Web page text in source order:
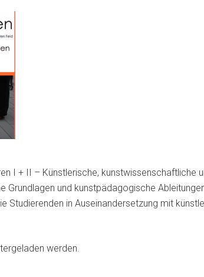
I + II – Künstlerische,
Grundlagen und kunstpädagogische
Studierenden in Auseinandersetzung mit
werden.